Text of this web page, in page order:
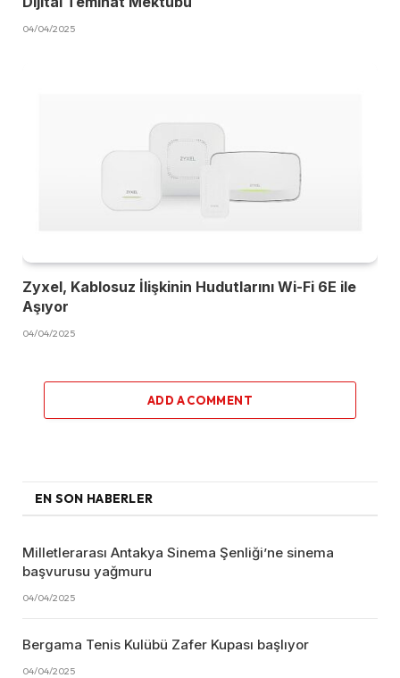
04/04/2025
Zyxel, Kablosuz İlişkinin Hudutlarını Wi-Fi 6E ile
Aşıyor
04/04/2025
ADD A COMMENT
EN SON HABERLER
Milletlerarası Antakya Sinema Şenliği’ne sinema
başvurusu yağmuru
04/04/2025
Bergama Tenis Kulübü Zafer Kupası başlıyor
04/04/2025